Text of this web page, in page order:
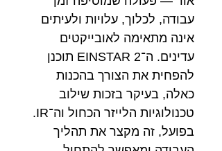
עבודה, לכלוך, עלויות ולעיתים
אינה מתאימה לאובייקטים
עדינים. ה־EINSTAR 2 תוכנן
להפחית את הצורך בהכנות
כאלה, בעיקר בזכות שילוב
טכנולוגיות הלייזר הכחול וה־IR.
בפועל, זה מקצר את תהליך